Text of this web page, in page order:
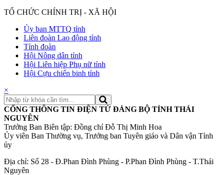
TỔ CHỨC CHÍNH TRỊ - XÃ HỘI
Ủy ban MTTQ tỉnh
Liên đoàn Lao động tỉnh
Tỉnh đoàn
Hội Nông dân tỉnh
Hội Liên hiệp Phụ nữ tỉnh
Hội Cựu chiến binh tỉnh
×
CỔNG THÔNG TIN ĐIỆN TỬ ĐẢNG BỘ TỈNH THÁI
NGUYÊN
Trưởng Ban Biên tập: Đồng chí Đỗ Thị Minh Hoa
Ủy viên Ban Thường vụ, Trưởng ban Tuyên giáo và Dân vận Tỉnh
ủy
Địa chỉ: Số 28 - Đ.Phan Đình Phùng - P.Phan Đình Phùng - T.Thái
Nguyên